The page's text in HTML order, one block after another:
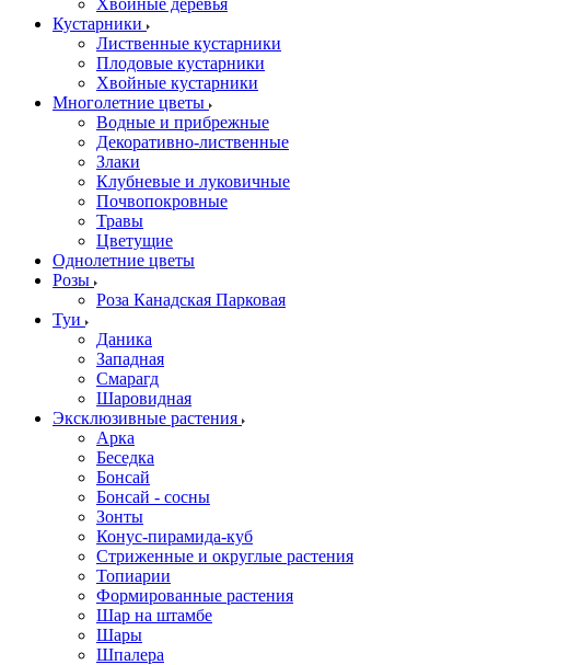
Хвойные деревья
Кустарники
Лиственные кустарники
Плодовые кустарники
Хвойные кустарники
Многолетние цветы
Водные и прибрежные
Декоративно-лиственные
Злаки
Клубневые и луковичные
Почвопокровные
Травы
Цветущие
Однолетние цветы
Розы
Роза Канадская Парковая
Туи
Даника
Западная
Смарагд
Шаровидная
Эксклюзивные растения
Арка
Беседка
Бонсай
Бонсай - сосны
Зонты
Конус-пирамида-куб
Стриженные и округлые растения
Топиарии
Формированные растения
Шар на штамбе
Шары
Шпалера